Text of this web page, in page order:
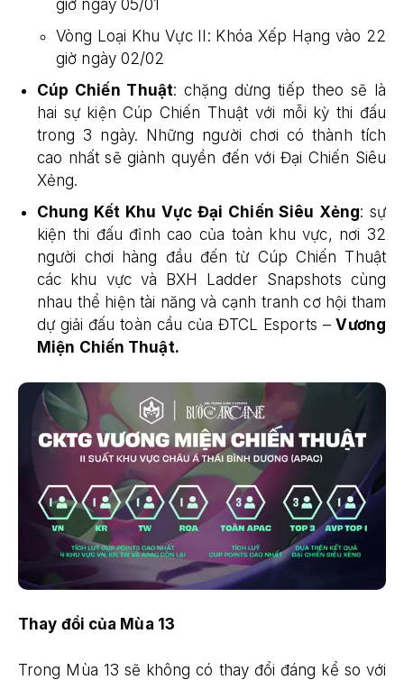
giờ ngày 05/01
Vòng Loại Khu Vực II: Khóa Xếp Hạng vào 22
giờ ngày 02/02
Cúp Chiến Thuật: chặng dừng tiếp theo sẽ là
hai sự kiện Cúp Chiến Thuật với mỗi kỳ thi đấu
trong 3 ngày. Những người chơi có thành tích
cao nhất sẽ giành quyền đến với Đại Chiến Siêu
Xẻng.
Chung Kết Khu Vực Đại Chiến Siêu Xẻng: sự
kiện thi đấu đỉnh cao của toàn khu vực, nơi 32
người chơi hàng đầu đến từ Cúp Chiến Thuật
các khu vực và BXH Ladder Snapshots cùng
nhau thể hiện tài năng và cạnh tranh cơ hội tham
dự giải đấu toàn cầu của ĐTCL Esports –Vương
Miện Chiến Thuật.
Thay đổi của Mùa 13
Trong Mùa 13 sẽ không có thay đổi đáng kể so với